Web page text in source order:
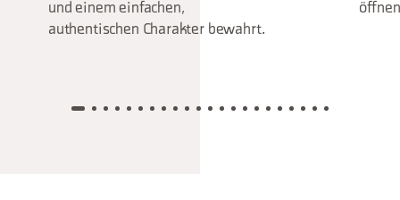
und einem einfachen,
authentischen Charakter bewahrt.